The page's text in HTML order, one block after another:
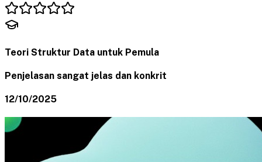
Teori Struktur Data untuk Pemula
Penjelasan sangat jelas dan konkrit
12/10/2025